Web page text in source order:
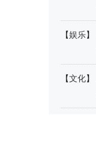
【娱乐】
【文化】